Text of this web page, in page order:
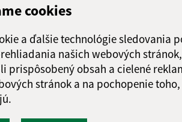
cookies
a ďalšie technológie sledovania
našich webových
prispôsobený obsah a cielené
stránok a na pochopenie
E-služby
Triedenie odpadu